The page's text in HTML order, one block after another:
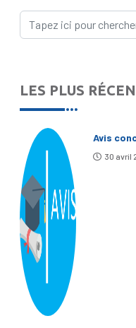
LES PLUS
Avis
30 avril